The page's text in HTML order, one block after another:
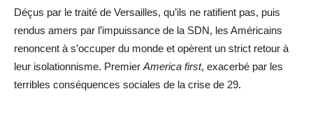
Déçus par le traité de Versailles, qu’ils ne ratifient pas, puis
rendus amers par l’impuissance de la SDN, les Américains
renoncent à s’occuper du monde et opèrent un strict retour à
leur isolationnisme. Premier America first, exacerbé par les
terribles conséquences sociales de la crise de 29.